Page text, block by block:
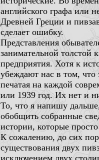
английского графа или
Древней Греции и
сделает ошибку.
Представления
занимательной толстой
предприятия. Хотя к
убеждают нас в том, что
печатая на каждой
или 1939 год. Их нет и
То, что я напишу
обобщить собранные
истории, которые
К сожалению, до сих пор
существования двух
исключением двух